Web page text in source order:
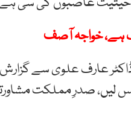
ہے، خواجہ آصف
عارف علوی سے
صدرِ مملکت